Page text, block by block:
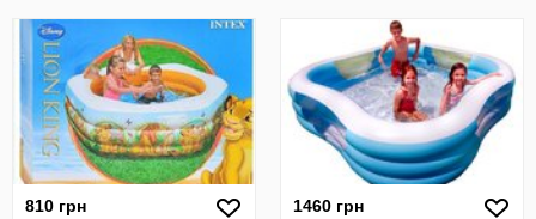
810 грн
1460 грн